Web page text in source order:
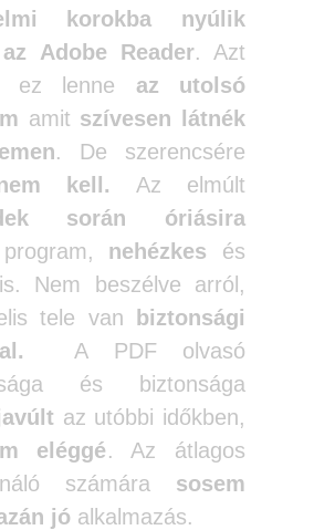
korokba
nyúlik
az Adobe Reader. Azt
ez lenne az utolsó
amit szívesen látnék
. De szerencsére
kell.
Az elmúlt
során óriásira
nehézkes és
Nem beszélve arról,
tele van
biztonsági
A PDF olvasó
és biztonsága
az utóbbi időkben,
eléggé. Az átlagos
számára sosem
jóalkalmazás.